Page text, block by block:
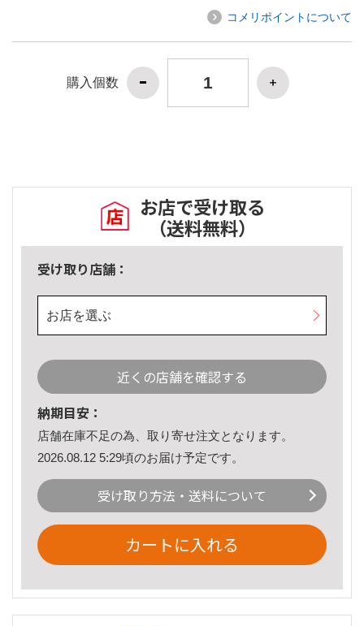
コメリポイントについて
購入個数
お店で受け取る
（送料無料）
受け取り店舗：
お店を選ぶ
近くの店舗を確認する
納期目安：
店舗在庫不足の為、取り寄せ注文となります。
2026.08.12 5:29頃のお届け予定です。
受け取り方法・送料について
カートに入れる